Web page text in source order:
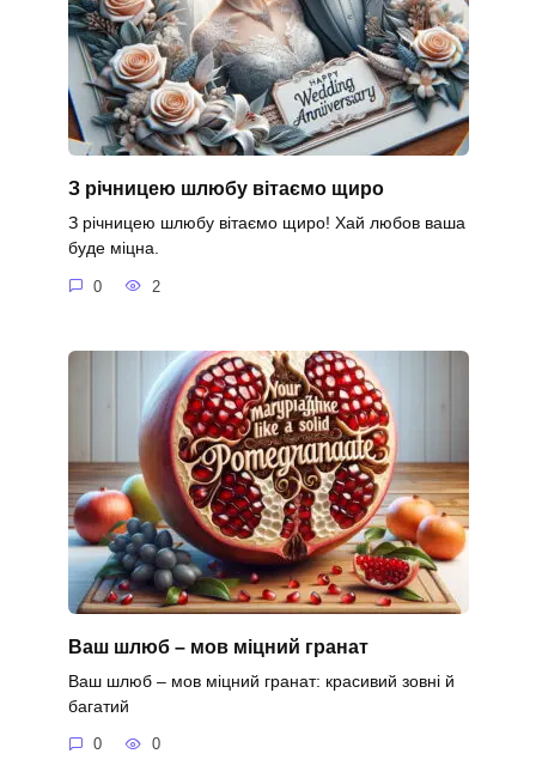
З річницею шлюбу вітаємо щиро
З річницею шлюбу вітаємо щиро! Хай любов ваша
буде міцна.
0 2
Ваш шлюб – мов міцний гранат
Ваш шлюб – мов міцний гранат: красивий зовні й
багатий
0 0